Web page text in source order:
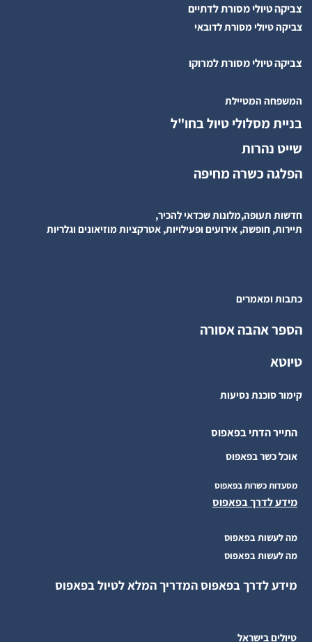
צביקה טיולי מסורת לדתיים
צביקה טיולי מסורת לדובאי
צביקה טיולי מסורת למרוקו
המשפחה המטיילת
בניית מסלולי טיול בחו"ל
שייט נהרות
הפלגה כשרה מחיפה
חדשות תעופה,מלונות שכדאי להכיר,
תיירות, חופשה, אירועים ופעילויות, אטרקציות מוזיאונים וגלריות
כתבות ומאמרים
הספר אהבה אסורה
טיוטא
קימור סוכנת נסיעות
התייר הדתי בפאפוס
אוכל כשר בפאפוס
מסעדות כשרות בפאפוס
מידע לדרך בפאפוס
מה לעשות בפאפוס
מה לעשות בפאפוס
מידע לדרך בפאפוס המדריך המלא לטיול בפאפוס
טיולים בישראל